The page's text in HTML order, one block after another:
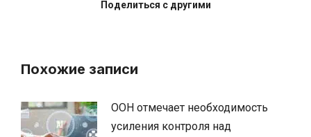
Поделиться с другими
Похожие записи
ООН отмечает необходимость
усиления контроля над